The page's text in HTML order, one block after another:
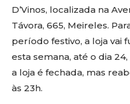
D’Vinos, localizada na
Távora, 665, Meireles.
período festivo, a loja vai
esta semana, até o dia 24,
a loja é fechada, mas
às 23h.